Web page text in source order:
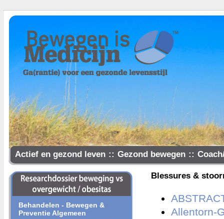
Actief en gezond leven :: Gezond bewegen ::
Samen gezonder
Behandelen - Bewegen &
Preventie Algemeen
Blessures &
Allentorn-